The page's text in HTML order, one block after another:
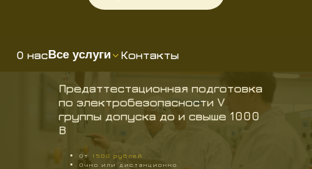
О насВсе услуги Контакты
От 1500 рублей
Очно или дистанционно
Предаттестационная подготовка
по электробезопасности V
группы допуска до и свыше 1000
В